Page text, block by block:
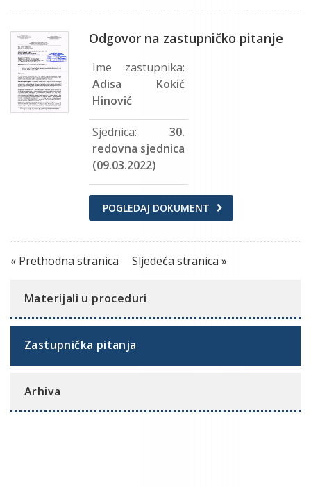
Odgovor na zastupničko pitanje
Ime zastupnika:
Adisa Kokić
Hinović
Sjednica: 30.
redovna sjednica
(09.03.2022)
POGLEDAJ DOKUMENT
« Prethodna stranica Sljedeća stranica »
Materijali u proceduri
Zastupnička pitanja
Arhiva